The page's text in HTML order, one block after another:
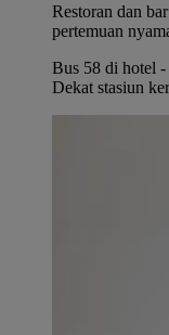
Restoran dan
pertemuan
Bus 58 di hotel
Dekat stasiun